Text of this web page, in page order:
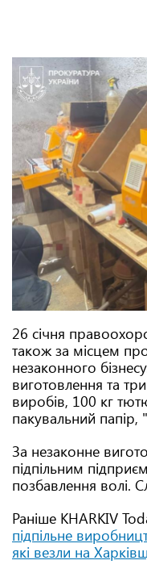
26 січня
також за місцем
незаконного
виготовлення та
виробів, 100 кг
пакувальний папір,
За незаконне
підпільним
позбавлення волі.
Раніше KHARKIV
підпільне
які везли на